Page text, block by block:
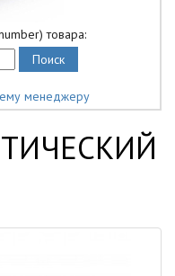
товара:
менеджеру